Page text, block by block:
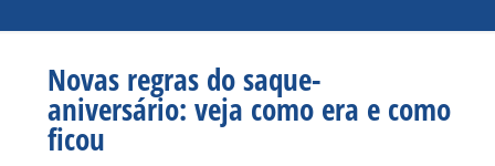
Novas regras do saque-
aniversário: veja como era e como
ficou